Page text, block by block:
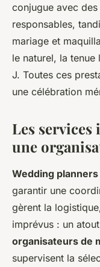
conjugue avec
responsables,
mariage et
le naturel, la
J. Toutes ces
une célébration
Les
une
Wedding planners
garantir une
gèrent la
imprévus : un
organisateurs de
supervisent la